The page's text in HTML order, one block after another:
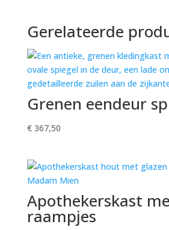
Gerelateerde
Grenen eendeur
€367,50
Apothekerskast
raampjes